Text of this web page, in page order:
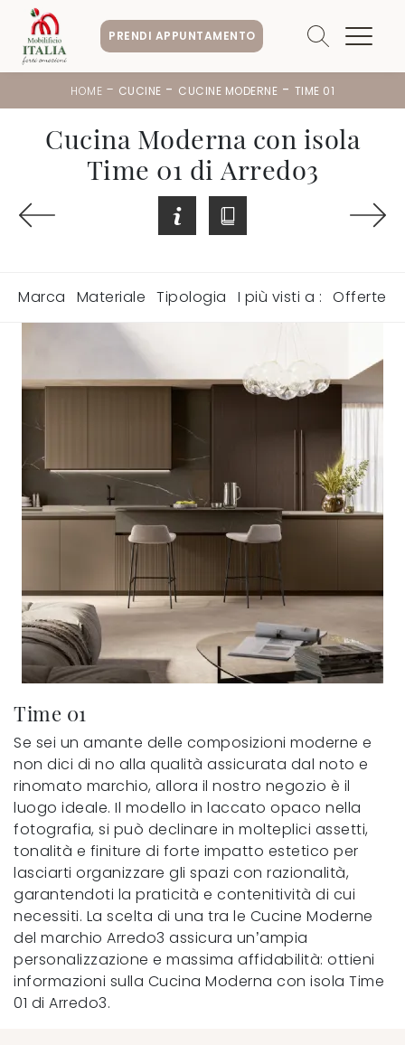
PRENDI APPUNTAMENTO
HOME - CUCINE - CUCINE MODERNE - TIME 01
Cucina Moderna con isola
Time 01 di Arredo3
Marca Materiale Tipologia I più visti a : Offerte
Time 01
Se sei un amante delle composizioni moderne e
non dici di no alla qualità assicurata dal noto e
rinomato marchio, allora il nostro negozio è il
luogo ideale. Il modello in laccato opaco nella
fotografia, si può declinare in molteplici assetti,
tonalità e finiture di forte impatto estetico per
lasciarti organizzare gli spazi con razionalità,
garantendoti la praticità e contenitività di cui
necessiti. La scelta di una tra le Cucine Moderne
del marchio Arredo3 assicura un’ampia
personalizzazione e massima affidabilità: ottieni
informazioni sulla Cucina Moderna con isola Time
01 di Arredo3.